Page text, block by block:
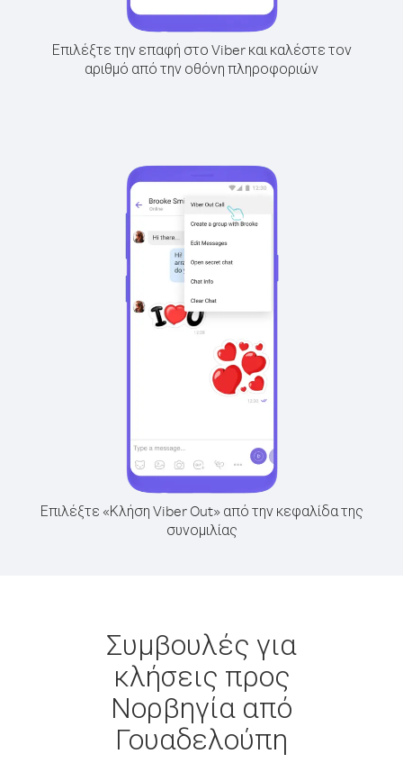
Επιλέξτε την επαφή στο Viber και καλέστε τον
αριθμό από την οθόνη πληροφοριών
Επιλέξτε «Κλήση Viber Out» από την κεφαλίδα της
συνομιλίας
Συμβουλές για
κλήσεις προς
Νορβηγία από
Γουαδελούπη